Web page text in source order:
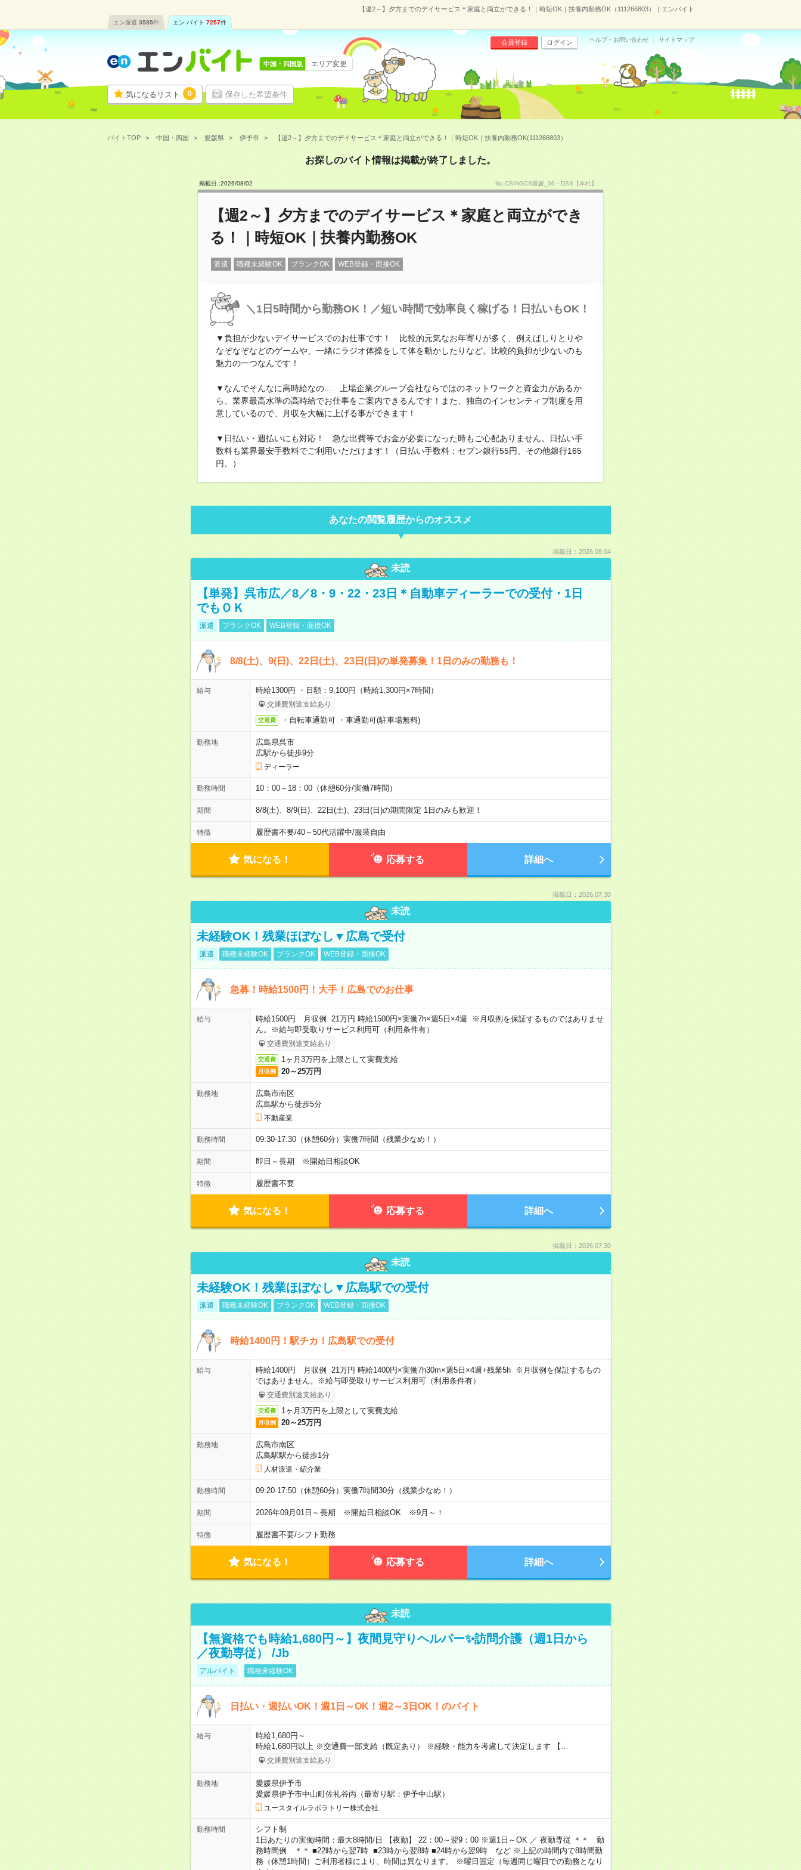
【週2～】夕方までのデイサービス＊家庭と両立ができる！｜時短OK｜扶養内勤務OK（111266803）｜エンバイト
エン派遣 3585件 エン バイト 7257件
気になるリスト 0 保存した希望条件
会員登録 ログイン ヘルプ・お問い合わせ サイトマップ
中国・四国版 エリア変更
バイトTOP 中国・四国 愛媛県 伊予市 【週2～】夕方までのデイサービス＊家庭と両立ができる！｜時短OK｜扶養内勤務OK(111266803）
お探しのバイト情報は掲載が終了しました。
掲載日 :2026/08/02 No.CSINGCS愛媛_06・DSS【本社】
【週2～】夕方までのデイサービス＊家庭と両立ができ
る！｜時短OK｜扶養内勤務OK
派遣 職種未経験OK ブランクOK WEB登録・面接OK
＼1日5時間から勤務OK！／短い時間で効率良く稼げる！日払いもOK！
▼負担が少ないデイサービスでのお仕事です！ 比較的元気なお年寄りが多く、例えばしりとりや
なぞなぞなどのゲームや、一緒にラジオ体操をして体を動かしたりなど。比較的負担が少ないのも
魅力の一つなんです！
▼なんでそんなに高時給なの... 上場企業グループ会社ならではのネットワークと資金力があるか
ら、業界最高水準の高時給でお仕事をご案内できるんです！また、独自のインセンティブ制度を用
意しているので、月収を大幅に上げる事ができます！
▼日払い・週払いにも対応！ 急な出費等でお金が必要になった時もご心配ありません。日払い手
数料も業界最安手数料でご利用いただけます！（日払い手数料：セブン銀行55円、その他銀行165
円。）
あなたの閲覧履歴からのオススメ
掲載日：2026.08.04
未読
【単発】呉市広／8／8・9・22・23日＊自動車ディーラーでの受付・1日
でもＯＫ
派遣 ブランクOK WEB登録・面接OK
8/8(土)、9(日)、22日(土)、23日(日)の単発募集！1日のみの勤務も！
給与 時給1300円 ・日額：9,100円（時給1,300円×7時間）
交通費別途支給あり
交通費 ・自転車通勤可 ・車通勤可(駐車場無料)
勤務地
広島県呉市
広駅から徒歩9分
ディーラー
勤務時間 10：00～18：00（休憩60分/実働7時間）
期間 8/8(土)、8/9(日)、22日(土)、23日(日)の期間限定 1日のみも歓迎！
特徴 履歴書不要/40～50代活躍中/服装自由
気になる！ 応募する 詳細へ
掲載日：2026.07.30
未読
未経験OK！残業ほぼなし▼広島で受付
派遣 職種未経験OK ブランクOK WEB登録・面接OK
急募！時給1500円！大手！広島でのお仕事
給与
時給1500円 月収例 21万円 時給1500円×実働7h×週5日×4週 ※月収例を保証するものではありませ
ん。※給与即受取りサービス利用可（利用条件有）
交通費別途支給あり
交通費 1ヶ月3万円を上限として実費支給
月収例 20～25万円
勤務地
広島市南区
広島駅から徒歩5分
不動産業
勤務時間 09:30-17:30（休憩60分）実働7時間（残業少なめ！）
期間 即日～長期 ※開始日相談OK
特徴 履歴書不要
気になる！ 応募する 詳細へ
掲載日：2026.07.30
未読
未経験OK！残業ほぼなし▼広島駅での受付
派遣 職種未経験OK ブランクOK WEB登録・面接OK
時給1400円！駅チカ！広島駅での受付
給与
時給1400円 月収例 21万円 時給1400円×実働7h30m×週5日×4週+残業5h ※月収例を保証するもの
ではありません。※給与即受取りサービス利用可（利用条件有）
交通費別途支給あり
交通費 1ヶ月3万円を上限として実費支給
月収例 20～25万円
勤務地
広島市南区
広島駅駅から徒歩1分
人材派遣・紹介業
勤務時間 09:20-17:50（休憩60分）実働7時間30分（残業少なめ！）
期間 2026年09月01日～長期 ※開始日相談OK ※9月～！
特徴 履歴書不要/シフト勤務
気になる！ 応募する 詳細へ
未読
【無資格でも時給1,680円～】夜間見守りヘルパー✨訪問介護（週1日から
／夜勤専従） /Jb
アルバイト 職種未経験OK
日払い・週払いOK！週1日～OK！週2～3日OK！のバイト
給与
時給1,680円～
時給1,680円以上 ※交通費一部支給（既定あり） ※経験・能力を考慮して決定します 【…
交通費別途支給あり
勤務地
愛媛県伊予市
愛媛県伊予市中山町佐礼谷丙（最寄り駅：伊予中山駅）
ユースタイルラボラトリー株式会社
勤務時間
シフト制
1日あたりの実働時間：最大8時間/日 【夜勤】 22：00～翌9：00 ※週1日～OK ／ 夜勤専従 ＊＊ 勤
務時間例 ＊＊ ■22時から翌7時 ■23時から翌8時 ■24時から翌9時 など ※上記の時間内で8時間勤
務（休憩1時間）ご利用者様により、時間は異なります。 ※曜日固定（毎週同じ曜日での勤務となり